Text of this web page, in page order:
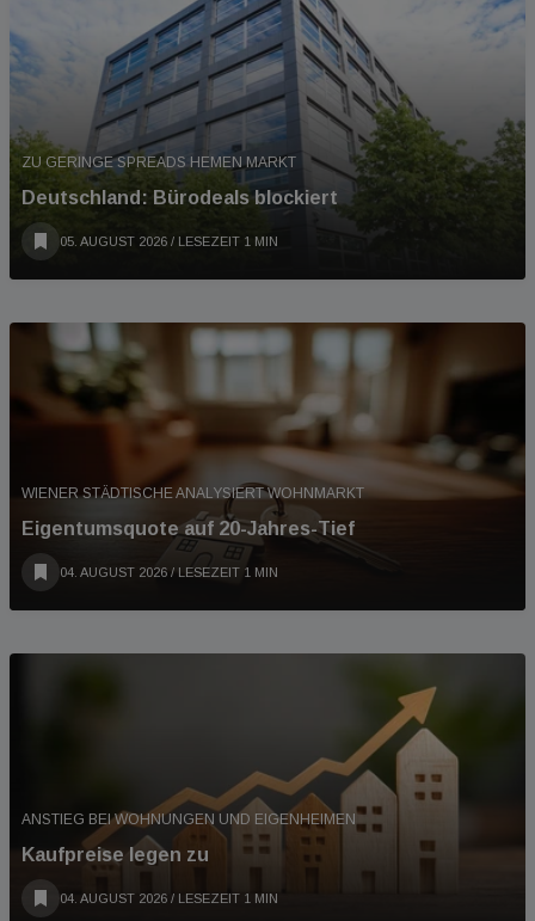
ZU GERINGE SPREADS HEMEN MARKT
Deutschland: Bürodeals blockiert
05. AUGUST 2026 / LESEZEIT 1 MIN
WIENER STÄDTISCHE ANALYSIERT WOHNMARKT
Eigentumsquote auf 20-Jahres-Tief
04. AUGUST 2026 / LESEZEIT 1 MIN
ANSTIEG BEI WOHNUNGEN UND EIGENHEIMEN
Kaufpreise legen zu
04. AUGUST 2026 / LESEZEIT 1 MIN